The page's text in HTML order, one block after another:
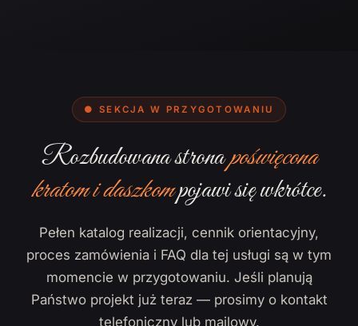
● SEKCJA W PRZYGOTOWANIU
Rozbudowana stronapoświęcona
kratom i daszkompojawi się wkrótce.
Pełen katalog realizacji, cennik orientacyjny,
proces zamówienia i FAQ dla tej usługi są w tym
momencie w przygotowaniu. Jeśli planują
Państwo projekt już teraz — prosimy o kontakt
telefoniczny lub mailowy.